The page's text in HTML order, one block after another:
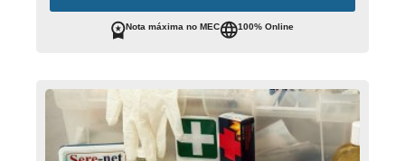
Nota máxima no MEC 100% Online